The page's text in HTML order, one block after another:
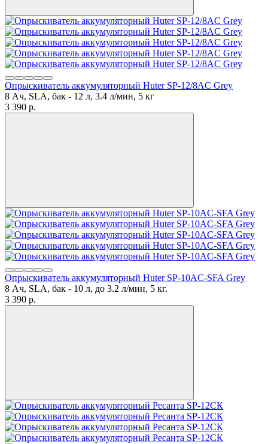
Опрыскиватель аккумуляторный Huter SP-12/8AC Grey
8 Ач, SLA, бак - 12 л, 3.4 л/мин, 5 кг
3 390 p.
Опрыскиватель аккумуляторный Huter SP-10AC-SFA Grey
8 Ач, SLA, бак - 10 л, до 3.2 л/мин, 5 кг.
3 390 p.